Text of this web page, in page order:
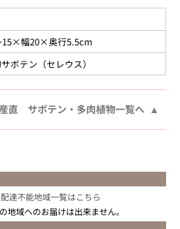
15×幅20×奥行5.5cm
ボテン（セレウス）
直 サボテン・多肉植物一覧へ
配達不能地域一覧はこちら
地域へのお届けは出来ません。